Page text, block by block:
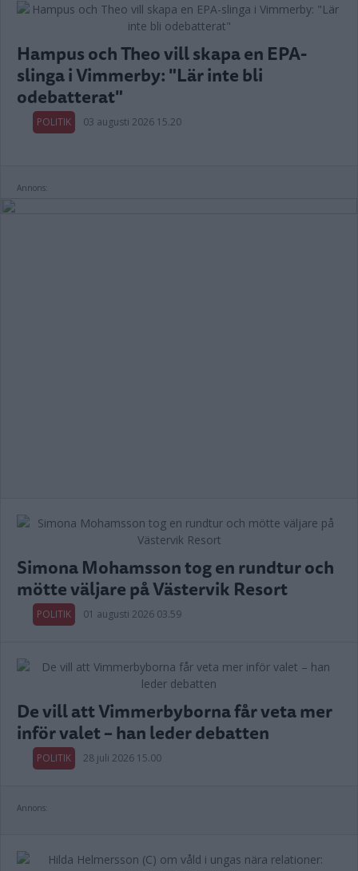
Hampus och Theo vill skapa en EPA-
slinga i Vimmerby: "Lär inte bli
odebatterat"
POLITIK 03 augusti 2026 15.20
Annons:
Simona Mohamsson tog en rundtur och
mötte väljare på Västervik Resort
POLITIK 01 augusti 2026 03.59
De vill att Vimmerbyborna får veta mer
inför valet – han leder debatten
POLITIK 28 juli 2026 15.00
Annons: